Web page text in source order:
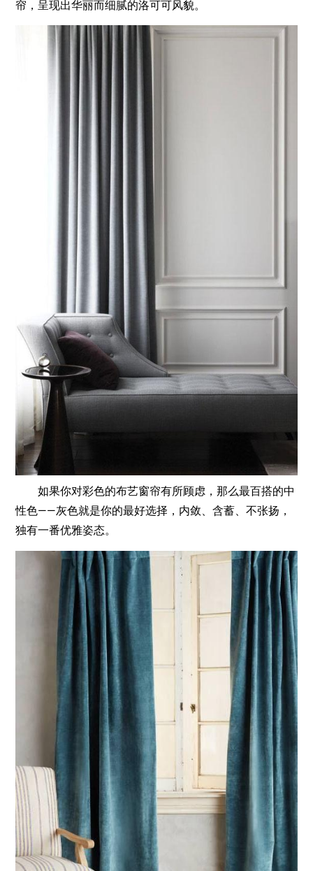
帘，呈现出华丽而细腻的洛可可风貌。
如果你对彩色的布艺窗帘有所顾虑，那么最百搭的中
性色——灰色就是你的最好选择，内敛、含蓄、不张扬，
独有一番优雅姿态。